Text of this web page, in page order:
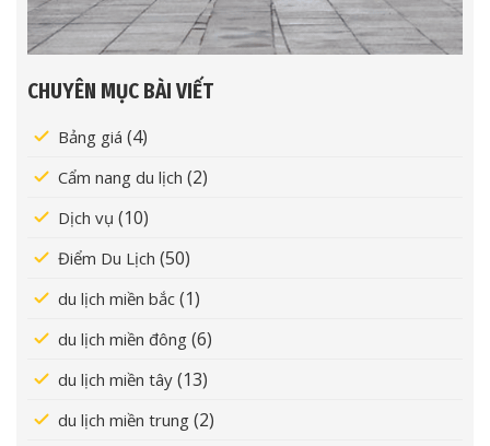
CHUYÊN MỤC BÀI VIẾT
Bảng giá (4)
Cẩm nang du lịch (2)
Dịch vụ (10)
Điểm Du Lịch (50)
du lịch miền bắc (1)
du lịch miền đông (6)
du lịch miền tây (13)
du lịch miền trung (2)